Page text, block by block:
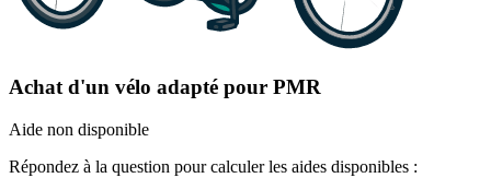
Achat d'un vélo adapté pour PMR
Aide non disponible
Répondez à la question pour calculer les aides disponibles :